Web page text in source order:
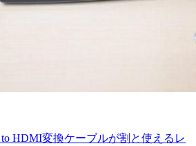
HDMI変換ケーブルが割と使えるレ